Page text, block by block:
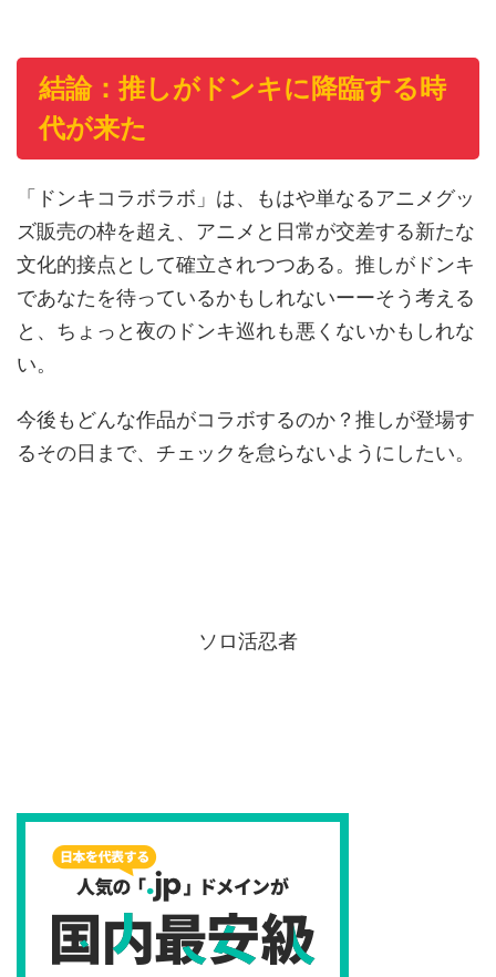
結論：推しがドンキに降臨する時
代が来た
「ドンキコラボラボ」は、もはや単なるアニメグッ
ズ販売の枠を超え、アニメと日常が交差する新たな
文化的接点として確立されつつある。推しがドンキ
であなたを待っているかもしれないーーそう考える
と、ちょっと夜のドンキ巡れも悪くないかもしれな
い。
今後もどんな作品がコラボするのか？推しが登場す
るその日まで、チェックを怠らないようにしたい。
ソロ活忍者